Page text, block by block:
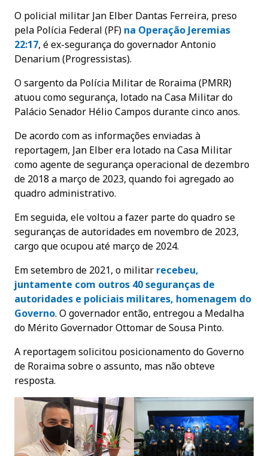
O policial militar Jan Elber Dantas Ferreira, preso
pela Polícia Federal (PF) na Operação Jeremias
22:17, é ex-segurança do governador Antonio
Denarium (Progressistas).
O sargento da Polícia Militar de Roraima (PMRR)
atuou como segurança, lotado na Casa Militar do
Palácio Senador Hélio Campos durante cinco anos.
De acordo com as informações enviadas à
reportagem, Jan Elber era lotado na Casa Militar
como agente de segurança operacional de dezembro
de 2018 a março de 2023, quando foi agregado ao
quadro administrativo.
Em seguida, ele voltou a fazer parte do quadro se
seguranças de autoridades em novembro de 2023,
cargo que ocupou até março de 2024.
Em setembro de 2021, o militar recebeu,
juntamente com outros 40 seguranças de
autoridades e policiais militares, homenagem do
Governo. O governador então, entregou a Medalha
do Mérito Governador Ottomar de Sousa Pinto.
A reportagem solicitou posicionamento do Governo
de Roraima sobre o assunto, mas não obteve
resposta.